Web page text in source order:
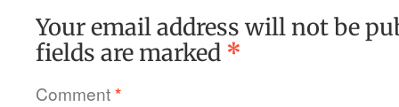
Your email address will not be
fields are marked *
Comment*